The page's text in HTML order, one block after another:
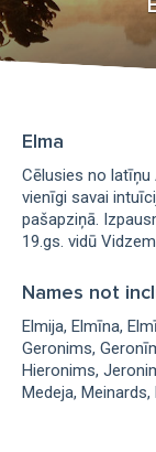
Elma
Cēlusies no latīņu
vienīgi savai
pašapziņā.
19.gs. vidū
Names not
Elmija Elmīna
Geronims
Hieronims
Medeja Meinards